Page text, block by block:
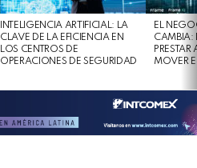
INTELIGENCIA ARTIFICIAL: LA
CLAVE DE LA EFICIENCIA EN
LOS CENTROS DE
OPERACIONES DE SEGURIDAD
EL
CAMBIA:
MOVER